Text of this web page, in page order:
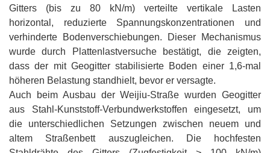
Gitters (bis zu 80 kN/m) verteilte vertikale Lasten
horizontal, reduzierte Spannungskonzentrationen und
verhinderte Bodenverschiebungen. Dieser Mechanismus
wurde durch Plattenlastversuche bestätigt, die zeigten,
dass der mit Geogitter stabilisierte Boden einer 1,6-mal
höheren Belastung standhielt, bevor er versagte.
Auch beim Ausbau der Weijiu-Straße wurden Geogitter
aus Stahl-Kunststoff-Verbundwerkstoffen eingesetzt, um
die unterschiedlichen Setzungen zwischen neuem und
altem Straßenbett auszugleichen. Die hochfesten